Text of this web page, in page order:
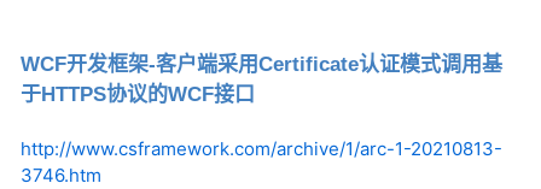
WCF开发框架-客户端采用Certificate认证模式调用基
于HTTPS协议的WCF接口
http://www.csframework.com/archive/1/arc-1-20210813-
3746.htm